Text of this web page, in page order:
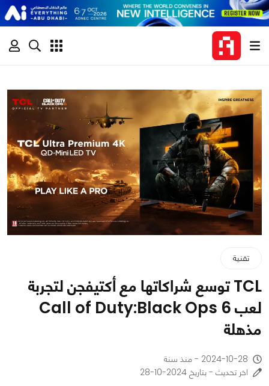
تقنية
TCL توسع شراكاتها مع أكتيفجن لتجربة
لعب Call of Duty:Black Ops 6
مذهلة
2024-10-28 - منذ سنة
اخر تحديث - بتاريخ 2024-10-28